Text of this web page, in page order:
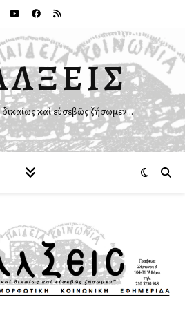
καὶ εὐσεβῶς ζήσωμεν…